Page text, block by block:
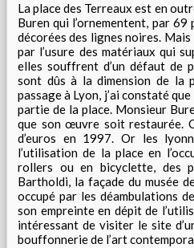
La place des Terreaux est en
Buren qui l’ornementent, par
décorées des lignes noires.
par l’usure des matériaux qui
elles souffrent d’un défaut de
sont dûs à la dimension de la
passage à Lyon, j’ai constaté
partie de la place. Monsieur
que son œuvre soit restaurée.
d’euros en 1997. Or les
l’utilisation de la place en
rollers ou en bicyclette, des
Bartholdi, la façade du musée
occupé par les déambulations
son empreinte en dépit de
intéressant de visiter le site
bouffonnerie de l’art